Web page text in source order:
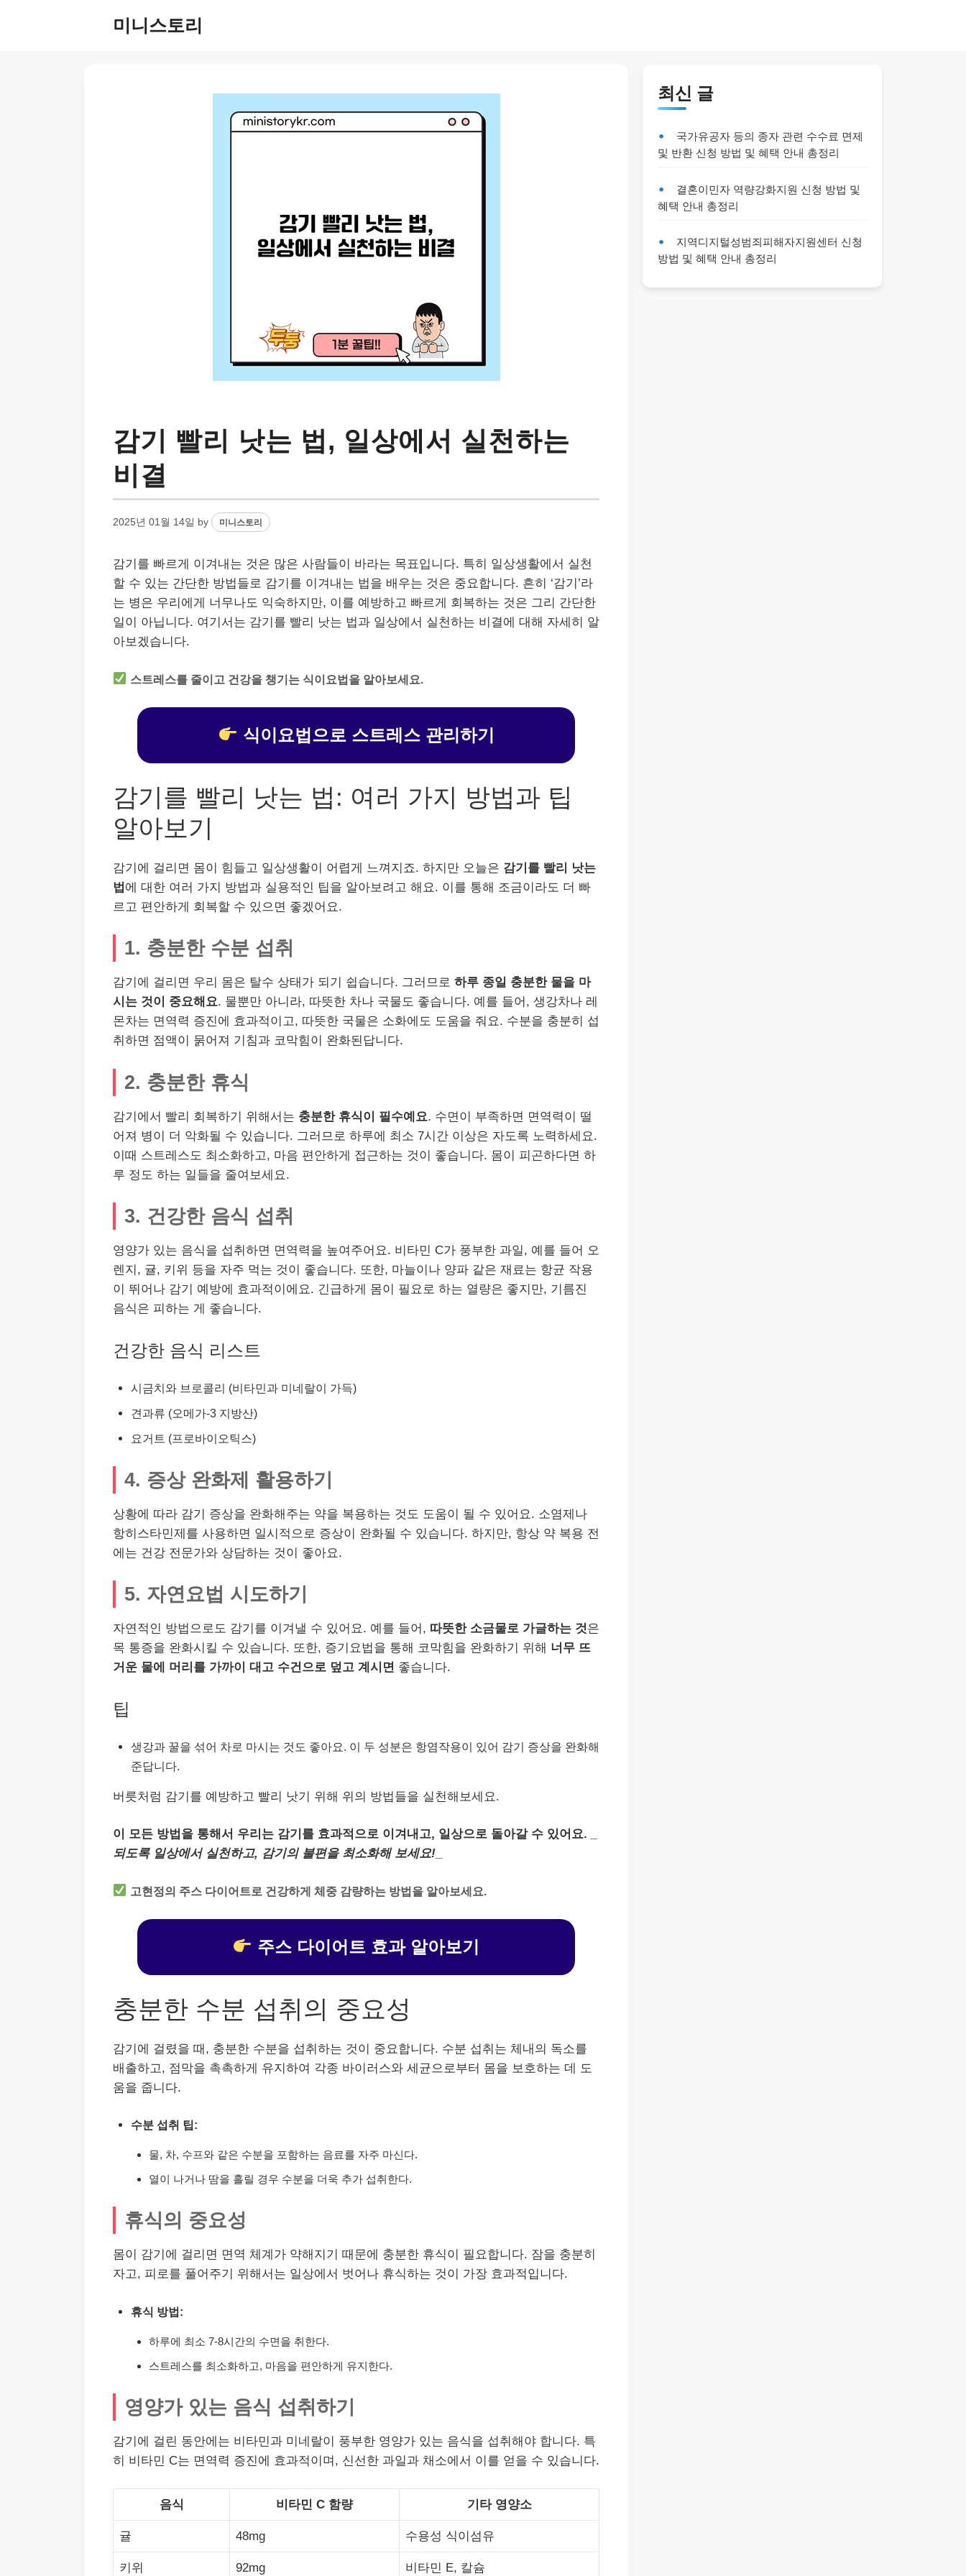
미니스토리
감기 빨리 낫는 법, 일상에서 실천하는
비결
2025년 01월 14일 by 미니스토리
감기를 빠르게 이겨내는 것은 많은 사람들이 바라는 목표입니다. 특히 일상생활에서 실천
할 수 있는 간단한 방법들로 감기를 이겨내는 법을 배우는 것은 중요합니다. 흔히 ‘감기’라
는 병은 우리에게 너무나도 익숙하지만, 이를 예방하고 빠르게 회복하는 것은 그리 간단한
일이 아닙니다. 여기서는 감기를 빨리 낫는 법과 일상에서 실천하는 비결에 대해 자세히 알
아보겠습니다.
스트레스를 줄이고 건강을 챙기는 식이요법을 알아보세요.
식이요법으로 스트레스 관리하기
감기를 빨리 낫는 법: 여러 가지 방법과 팁
알아보기
감기에 걸리면 몸이 힘들고 일상생활이 어렵게 느껴지죠. 하지만 오늘은 감기를 빨리 낫는
법 에 대한 여러 가지 방법과 실용적인 팁을 알아보려고 해요. 이를 통해 조금이라도 더 빠
르고 편안하게 회복할 수 있으면 좋겠어요.
1. 충분한 수분 섭취
감기에 걸리면 우리 몸은 탈수 상태가 되기 쉽습니다. 그러므로 하루 종일 충분한 물을 마
시는 것이 중요해요. 물뿐만 아니라, 따뜻한 차나 국물도 좋습니다. 예를 들어, 생강차나 레
몬차는 면역력 증진에 효과적이고, 따뜻한 국물은 소화에도 도움을 줘요. 수분을 충분히 섭
취하면 점액이 묽어져 기침과 코막힘이 완화된답니다.
2. 충분한 휴식
감기에서 빨리 회복하기 위해서는 충분한 휴식이 필수예요. 수면이 부족하면 면역력이 떨
어져 병이 더 악화될 수 있습니다. 그러므로 하루에 최소 7시간 이상은 자도록 노력하세요.
이때 스트레스도 최소화하고, 마음 편안하게 접근하는 것이 좋습니다. 몸이 피곤하다면 하
루 정도 하는 일들을 줄여보세요.
3. 건강한 음식 섭취
영양가 있는 음식을 섭취하면 면역력을 높여주어요. 비타민 C가 풍부한 과일, 예를 들어 오
렌지, 귤, 키위 등을 자주 먹는 것이 좋습니다. 또한, 마늘이나 양파 같은 재료는 항균 작용
이 뛰어나 감기 예방에 효과적이에요. 긴급하게 몸이 필요로 하는 열량은 좋지만, 기름진
음식은 피하는 게 좋습니다.
건강한 음식 리스트
시금치와 브로콜리 (비타민과 미네랄이 가득)
견과류 (오메가-3 지방산)
요거트 (프로바이오틱스)
4. 증상 완화제 활용하기
상황에 따라 감기 증상을 완화해주는 약을 복용하는 것도 도움이 될 수 있어요. 소염제나
항히스타민제를 사용하면 일시적으로 증상이 완화될 수 있습니다. 하지만, 항상 약 복용 전
에는 건강 전문가와 상담하는 것이 좋아요.
5. 자연요법 시도하기
자연적인 방법으로도 감기를 이겨낼 수 있어요. 예를 들어, 따뜻한 소금물로 가글하는 것은
목 통증을 완화시킬 수 있습니다. 또한, 증기요법을 통해 코막힘을 완화하기 위해 너무 뜨
거운 물에 머리를 가까이 대고 수건으로 덮고 계시면 좋습니다.
팁
생강과 꿀을 섞어 차로 마시는 것도 좋아요. 이 두 성분은 항염작용이 있어 감기 증상을 완화해
준답니다.
버릇처럼 감기를 예방하고 빨리 낫기 위해 위의 방법들을 실천해보세요.
이 모든 방법을 통해서 우리는 감기를 효과적으로 이겨내고, 일상으로 돌아갈 수 있어요.
되도록 일상에서 실천하고, 감기의 불편을 최소화해 보세요!
고현정의 주스 다이어트로 건강하게 체중 감량하는 방법을 알아보세요.
주스 다이어트 효과 알아보기
충분한 수분 섭취의 중요성
감기에 걸렸을 때, 충분한 수분을 섭취하는 것이 중요합니다. 수분 섭취는 체내의 독소를
배출하고, 점막을 촉촉하게 유지하여 각종 바이러스와 세균으로부터 몸을 보호하는 데 도
움을 줍니다.
수분 섭취 팁:
물, 차, 수프와 같은 수분을 포함하는 음료를 자주 마신다.
열이 나거나 땀을 흘릴 경우 수분을 더욱 추가 섭취한다.
휴식의 중요성
몸이 감기에 걸리면 면역 체계가 약해지기 때문에 충분한 휴식이 필요합니다. 잠을 충분히
자고, 피로를 풀어주기 위해서는 일상에서 벗어나 휴식하는 것이 가장 효과적입니다.
휴식 방법:
하루에 최소 7-8시간의 수면을 취한다.
스트레스를 최소화하고, 마음을 편안하게 유지한다.
영양가 있는 음식 섭취하기
감기에 걸린 동안에는 비타민과 미네랄이 풍부한 영양가 있는 음식을 섭취해야 합니다. 특
히 비타민 C는 면역력 증진에 효과적이며, 신선한 과일과 채소에서 이를 얻을 수 있습니다.
음식 비타민 C 함량 기타 영양소
귤 48mg 수용성 식이섬유
키위 92mg 비타민 E, 칼슘
최신 글
국가유공자 등의 종자 관련 수수료 면제
및 반환 신청 방법 및 혜택 안내 총정리
결혼이민자 역량강화지원 신청 방법 및
혜택 안내 총정리
지역디지털성범죄피해자지원센터 신청
방법 및 혜택 안내 총정리